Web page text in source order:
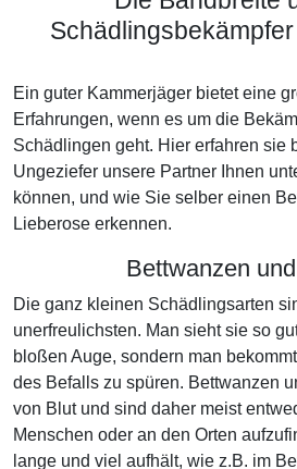
Ein guter Kammerjäger bietet eine
Erfahrungen, wenn es um die
Schädlingen geht. Hier erfahren sie
Ungeziefer unsere Partner Ihnen
können, und wie Sie selber einen
Lieberose erkennen.
Bettwanzen
Die ganz kleinen Schädlingsarten
unerfreulichsten. Man sieht sie so
bloßen Auge, sondern man
des Befalls zu spüren. Bettwanzen
von Blut und sind daher meist
Menschen oder an den Orten
lange und viel aufhält, wie z.B. im